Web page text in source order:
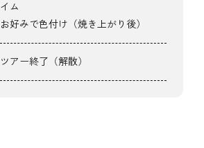
イム
お好みで色付け（焼き上がり後）
ツアー終了（解散）